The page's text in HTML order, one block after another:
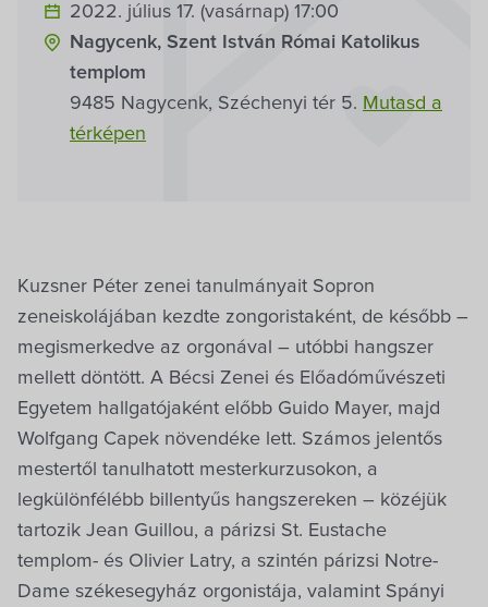
Pályázatok
Dokumentumok
Kuzsner Péter zenei tanulmányait Sopron
zeneiskolájában kezdte zongoristaként, de később –
megismerkedve az orgonával – utóbbi hangszer
mellett döntött. A Bécsi Zenei és Előadóművészeti
Egyetem hallgatójaként előbb Guido Mayer, majd
Wolfgang Capek növendéke lett. Számos jelentős
mestertől tanulhatott mesterkurzusokon, a
legkülönfélébb billentyűs hangszereken – közéjük
tartozik Jean Guillou, a párizsi St. Eustache
templom- és Olivier Latry, a szintén párizsi Notre-
Dame székesegyház orgonistája, valamint Spányi
2022. július 17. (vasárnap) 17:00
Nagycenk, Szent István Római Katolikus
templom
9485 Nagycenk, Széchenyi tér 5. Mutasd a
térképen